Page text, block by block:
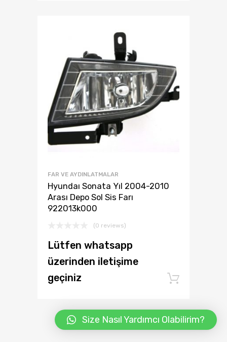
FAR VE AYDINLATMALAR
Hyundaı Sonata Yıl 2004-2010
Arası Depo Sol Sis Farı
922013k000
(0 reviews)
Lütfen whatsapp
üzerinden iletişime
geçiniz
Size Nasıl Yardımcı Olabilirim?